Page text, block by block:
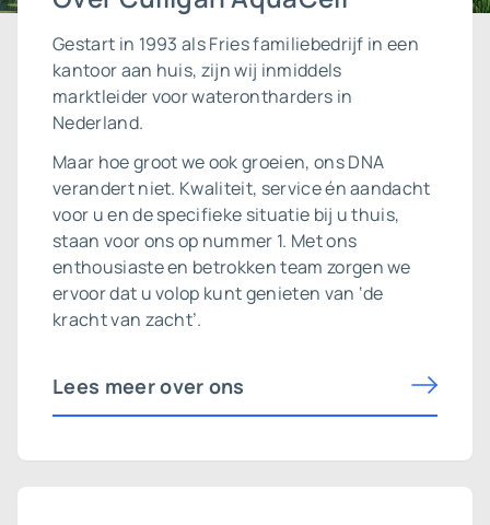
Gestart in 1993 als Fries familiebedrijf in een
kantoor aan huis, zijn wij inmiddels
marktleider voor waterontharders in
Nederland.
Maar hoe groot we ook groeien, ons DNA
verandert niet. Kwaliteit, service én aandacht
voor u en de specifieke situatie bij u thuis,
staan voor ons op nummer 1. Met ons
enthousiaste en betrokken team zorgen we
ervoor dat u volop kunt genieten van ‘de
kracht van zacht’.
Lees meer over ons